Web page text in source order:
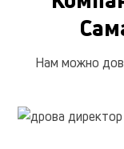
Опилки
Нам можно